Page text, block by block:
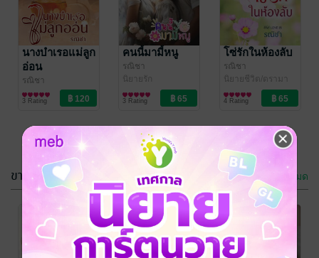
นางบำเรอแม่ลูก
อ่อน
รณิชา
นิยายโรมานซ์
3 Rating
คนนี้มามี้หนู
รณิชา
นิยายรัก
3 Rating
โซ่รักในห้องลับ
รณิชา
นิยายชีวิต/ดรามา
4 Rating
ขายดี ดูทั้งหมด